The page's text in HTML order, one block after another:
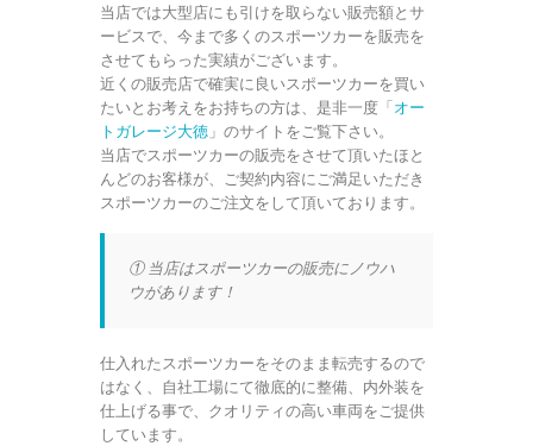
当店では大型店にも引けを取らない販売額とサ
ービスで、今まで多くのスポーツカーを販売を
させてもらった実績がございます。
近くの販売店で確実に良いスポーツカーを買い
たいとお考えをお持ちの方は、是非一度「オー
トガレージ大徳 」のサイトをご覧下さい。
当店でスポーツカーの販売をさせて頂いたほと
んどのお客様が、ご契約内容にご満足いただき
スポーツカーのご注文をして頂いております。
① 当店はスポーツカーの販売にノウハ
ウがあります！
仕入れたスポーツカーをそのまま転売するので
はなく、自社工場にて徹底的に整備、内外装を
仕上げる事で、クオリティの高い車両をご提供
しています。